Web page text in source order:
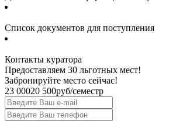
Список документов для поступления
Контакты куратора
Предоставляем 30 льготных мест!
Забронируйте место сейчас!
23 00020 500руб/семестр